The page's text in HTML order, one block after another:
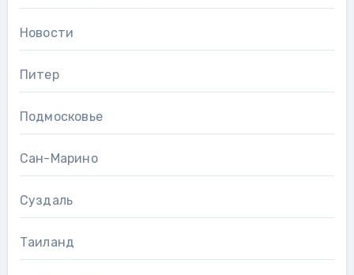
Новости
Питер
Подмосковье
Сан-Марино
Суздаль
Таиланд